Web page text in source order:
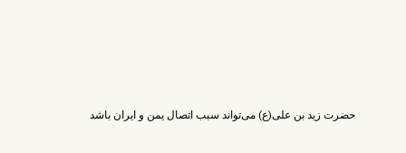
حضرت زید بن علی(ع) می‌تواند سبب اتصال یمن و ایران باشد